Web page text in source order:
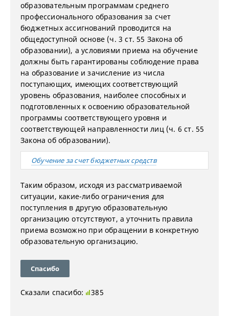
образовательным программам среднего
профессионального образования за счет
бюджетных ассигнований проводится на
общедоступной основе (ч. 3 ст. 55 Закона об
образовании), а условиями приема на обучение
должны быть гарантированы соблюдение права
на образование и зачисление из числа
поступающих, имеющих соответствующий
уровень образования, наиболее способных и
подготовленных к освоению образовательной
программы соответствующего уровня и
соответствующей направленности лиц (ч. 6 ст. 55
Закона об образовании).
Обучение за счет бюджетных средств
Таким образом, исходя из рассматриваемой
ситуации, какие-либо ограничения для
поступления в другую образовательную
организацию отсутствуют, а уточнить правила
приема возможно при обращении в конкретную
образовательную организацию.
Спасибо
Сказали спасибо: 385